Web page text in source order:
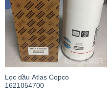
Lọc dầu Atlas Copco
1621054700